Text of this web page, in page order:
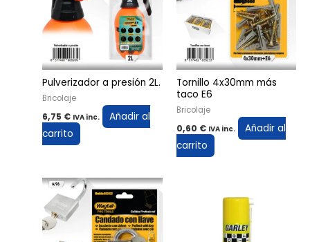
Pulverizador a presión 2L.
Bricolaje
6,75 € IVA inc.
Añadir al
carrito
Tornillo 4x30mm más
taco E6
Bricolaje
0,60 € IVA inc.
Añadir al
carrito